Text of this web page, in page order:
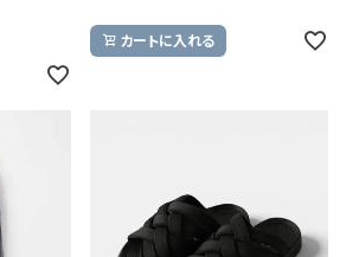
カートに入れる